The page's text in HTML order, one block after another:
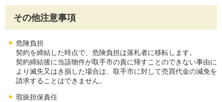
その他注意事項
危険負担
契約を締結した時点で、危険負担は落札者に移転します。
契約締結後に当該物件が取手市の責に帰すことのできない事由に
より滅失又はき損した場合は、取手市に対して売買代金の減免を
請求することはできません。
瑕疵担保責任